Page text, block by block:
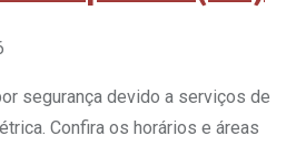
segurança devido a serviços de
Confira os horários e áreas